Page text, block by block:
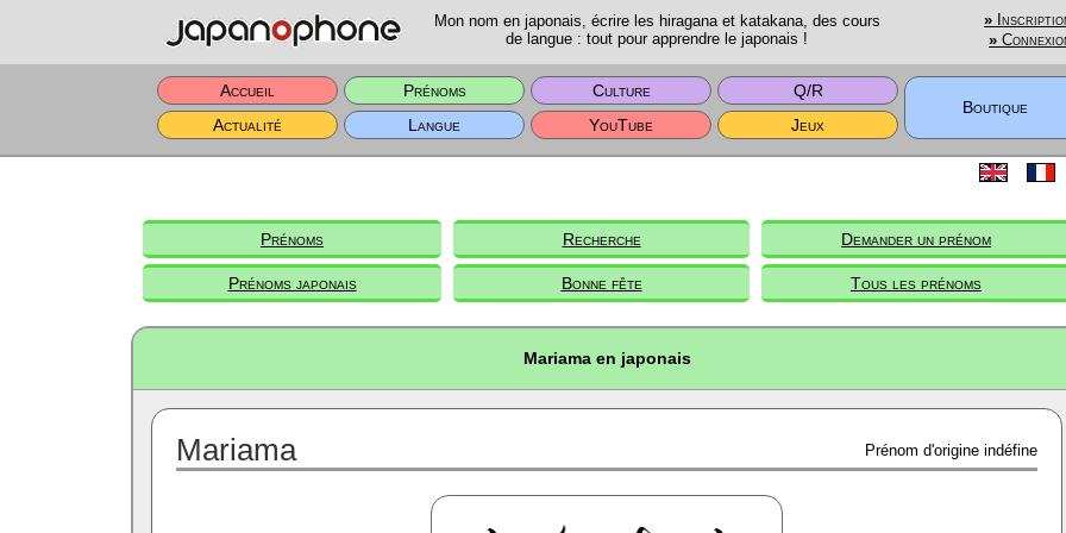
Mon nom en japonais, écrire les hiragana et katakana, des cours
de langue : tout pour apprendre le japonais !
»
»
Accueil Prénoms Culture
Q/R
Boutique
Actualité
Langue YouTube Jeux
Prénoms Recherche Demander un prénom
Prénoms japonais Bonne fête Tous les prénoms
Mariama en japonais
Mariama Prénom d'origine indéfine